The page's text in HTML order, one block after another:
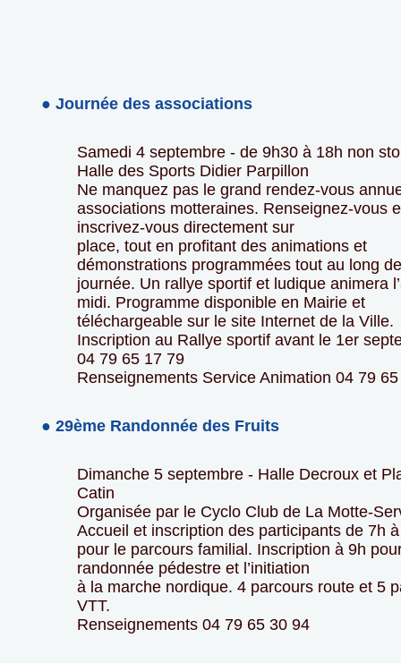
● Journée des associations
Samedi 4 septembre - de 9h30 à 18h non
Halle des Sports Didier Parpillon
Ne manquez pas le grand rendez-vous
associations motteraines. Renseignez-vous
inscrivez-vous directement sur
place, tout en profitant des animations et
démonstrations programmées tout au long
journée. Un rallye sportif et ludique animera
midi. Programme disponible en Mairie et
téléchargeable sur le site Internet de la Ville.
Inscription au Rallye sportif avant le 1er
04 79 65 17 79
Renseignements Service Animation 04 79
● 29ème Randonnée des Fruits
Dimanche 5 septembre - Halle Decroux et
Catin
Organisée par le Cyclo Club de La Motte-
Accueil et inscription des participants de 7h
pour le parcours familial. Inscription à 9h
randonnée pédestre et l’initiation
à la marche nordique. 4 parcours route et 5
VTT.
Renseignements 04 79 65 30 94